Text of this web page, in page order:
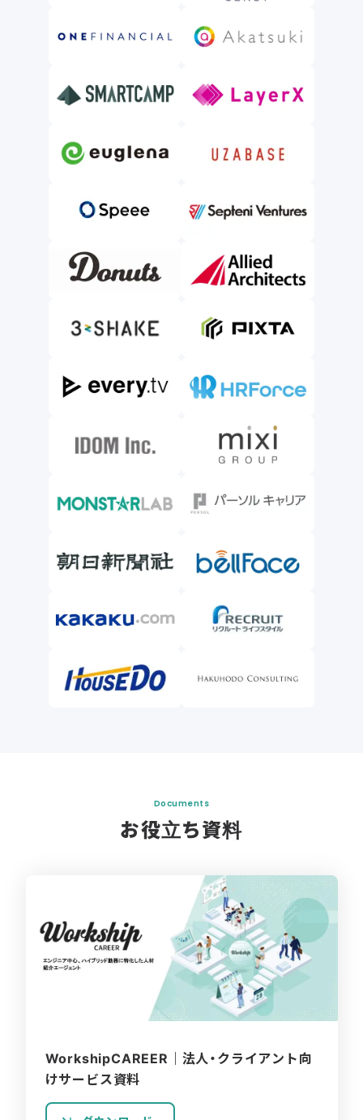
Documents
お役立ち資料
WorkshipCAREER｜法人・クライアント向
けサービス資料